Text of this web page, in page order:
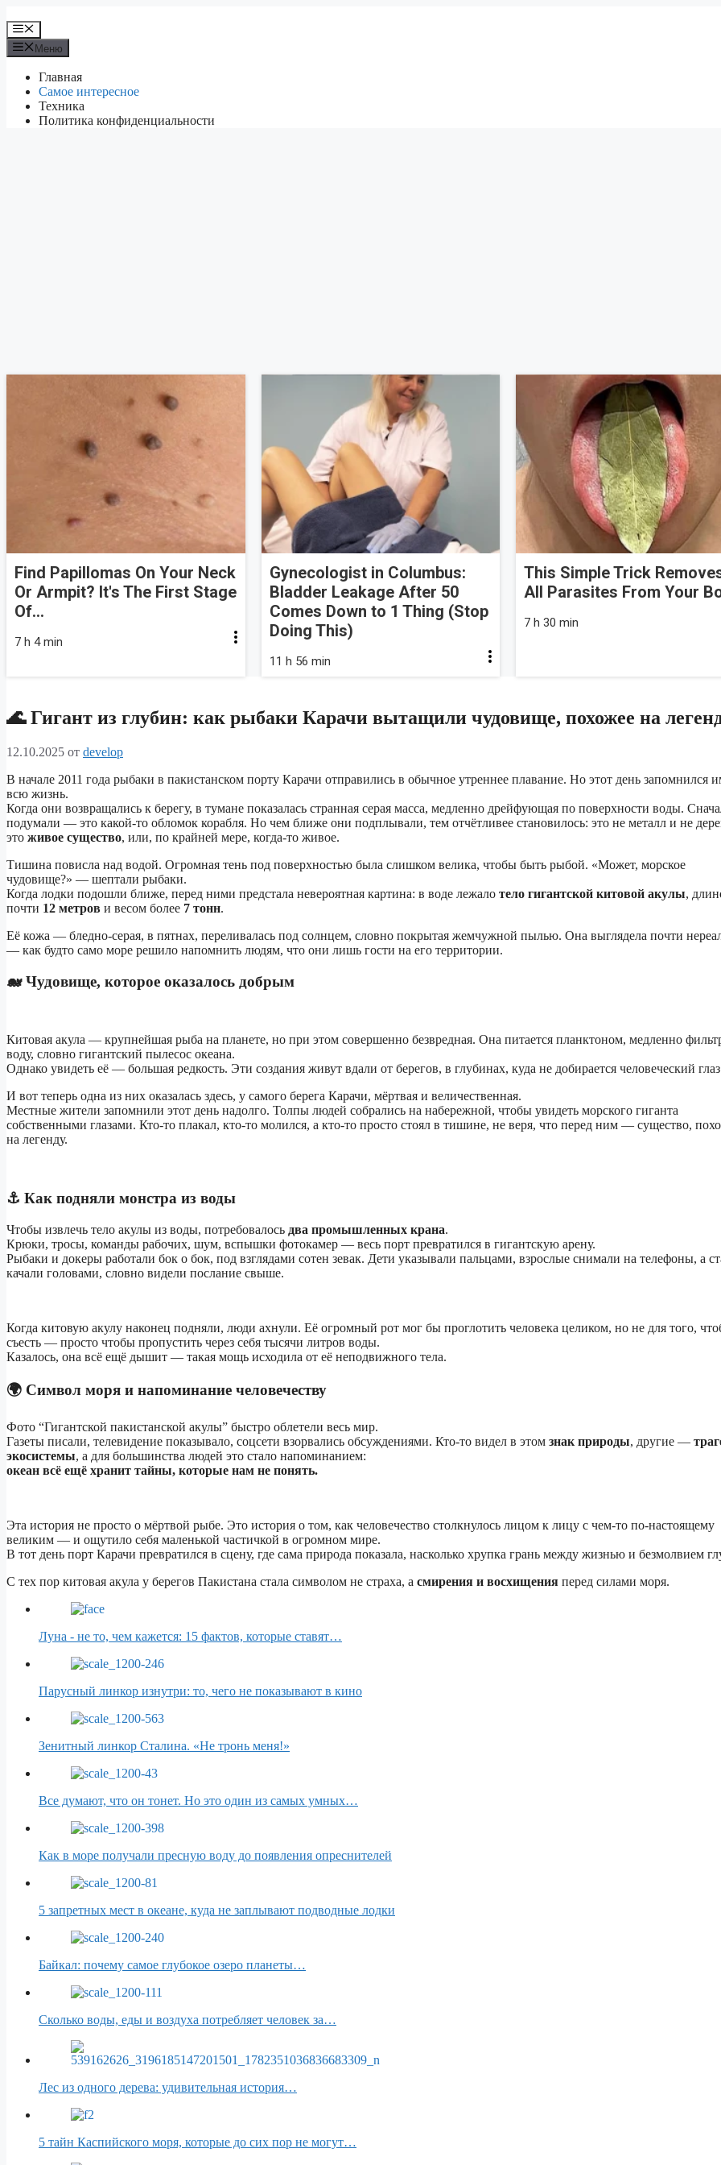
к
содержимому
Меню
Меню
Главная
Самое интересное
Техника
Политика конфиденциальности
Find Papillomas On Your Neck
Or Armpit? It's The First Stage
Of...
7 h 4 min
Gynecologist in Columbus:
Bladder Leakage After 50
Comes Down to 1 Thing (Stop
Doing This)
11 h 56 min
This Simple Trick
All Parasites From Your
7 h 30 min
🌊 Гигант из глубин: как рыбаки Карачи вытащили чудовище, похожее на
12.10.2025 от develop
В начале 2011 года рыбаки в пакистанском порту Карачи отправились в обычное утреннее плавание. Но этот день запомнился
всю жизнь.
Когда они возвращались к берегу, в тумане показалась странная серая масса, медленно дрейфующая по поверхности воды.
подумали — это какой-то обломок корабля. Но чем ближе они подплывали, тем отчётливее становилось: это не металл и не
это живое существо, или, по крайней мере, когда-то живое.
Тишина повисла над водой. Огромная тень под поверхностью была слишком велика, чтобы быть рыбой. «Может, морское
чудовище?» — шептали рыбаки.
Когда лодки подошли ближе, перед ними предстала невероятная картина: в воде лежало тело гигантской китовой акулы,
почти 12 метров и весом более 7 тонн.
Её кожа — бледно-серая, в пятнах, переливалась под солнцем, словно покрытая жемчужной пылью. Она выглядела почти
— как будто само море решило напомнить людям, что они лишь гости на его территории.
🐋 Чудовище, которое оказалось добрым
Китовая акула — крупнейшая рыба на планете, но при этом совершенно безвредная. Она питается планктоном, медленно
воду, словно гигантский пылесос океана.
Однако увидеть её — большая редкость. Эти создания живут вдали от берегов, в глубинах, куда не добирается человеческий
И вот теперь одна из них оказалась здесь, у самого берега Карачи, мёртвая и величественная.
Местные жители запомнили этот день надолго. Толпы людей собрались на набережной, чтобы увидеть морского гиганта
собственными глазами. Кто-то плакал, кто-то молился, а кто-то просто стоял в тишине, не веря, что перед ним — существо,
на легенду.
⚓ Как подняли монстра из воды
Чтобы извлечь тело акулы из воды, потребовалось два промышленных крана.
Крюки, тросы, команды рабочих, шум, вспышки фотокамер — весь порт превратился в гигантскую арену.
Рыбаки и докеры работали бок о бок, под взглядами сотен зевак. Дети указывали пальцами, взрослые снимали на телефоны, а
качали головами, словно видели послание свыше.
Когда китовую акулу наконец подняли, люди ахнули. Её огромный рот мог бы проглотить человека целиком, но не для того,
съесть — просто чтобы пропустить через себя тысячи литров воды.
Казалось, она всё ещё дышит — такая мощь исходила от её неподвижного тела.
🌍 Символ моря и напоминание человечеству
Фото “Гигантской пакистанской акулы” быстро облетели весь мир.
Газеты писали, телевидение показывало, соцсети взорвались обсуждениями. Кто-то видел в этом знак природы, другие —
экосистемы, а для большинства людей это стало напоминанием:
океан всё ещё хранит тайны, которые нам не понять.
Эта история не просто о мёртвой рыбе. Это история о том, как человечество столкнулось лицом к лицу с чем-то по-настоящему
великим — и ощутило себя маленькой частичкой в огромном мире.
В тот день порт Карачи превратился в сцену, где сама природа показала, насколько хрупка грань между жизнью и безмолвием
С тех пор китовая акула у берегов Пакистана стала символом не страха, а смирения и восхищения перед силами моря.
Луна - не то, чем кажется: 15 фактов, которые ставят…
Парусный линкор изнутри: то, чего не показывают в кино
Зенитный линкор Сталина. «Не тронь меня!»
Все думают, что он тонет. Но это один из самых умных…
Как в море получали пресную воду до появления опреснителей
5 запретных мест в океане, куда не заплывают подводные лодки
Байкал: почему самое глубокое озеро планеты…
Сколько воды, еды и воздуха потребляет человек за…
Лес из одного дерева: удивительная история…
5 тайн Каспийского моря, которые до сих пор не могут…